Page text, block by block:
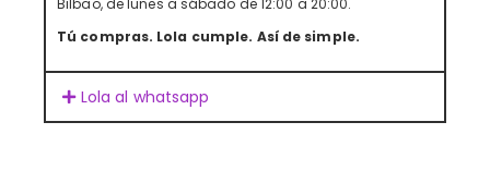
Tú compras. Lola cumple. Así de simple.
Lola al whatsapp